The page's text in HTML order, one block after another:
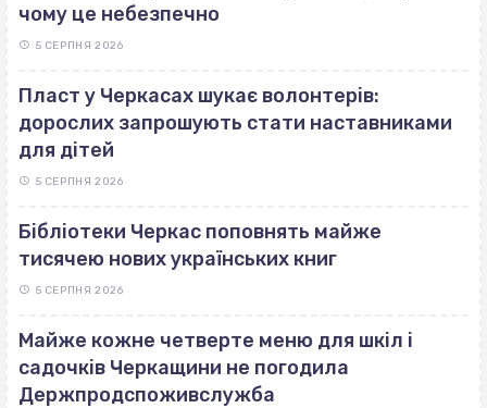
чому це небезпечно
5 СЕРПНЯ 2026
Пласт у Черкасах шукає волонтерів:
дорослих запрошують стати наставниками
для дітей
5 СЕРПНЯ 2026
Бібліотеки Черкас поповнять майже
тисячею нових українських книг
5 СЕРПНЯ 2026
Майже кожне четверте меню для шкіл і
садочків Черкащини не погодила
Держпродспоживслужба